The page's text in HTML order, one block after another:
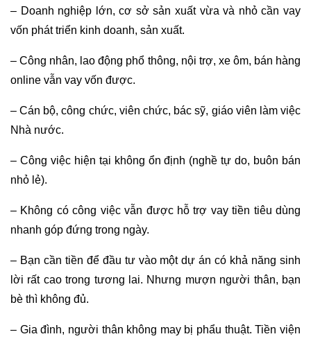
– Doanh nghiệp lớn, cơ sở sản xuất vừa và nhỏ cần vay
vốn phát triển kinh doanh, sản xuất.
– Công nhân, lao động phổ thông, nội trợ, xe ôm, bán hàng
online vẫn vay vốn được.
– Cán bộ, công chức, viên chức, bác sỹ, giáo viên làm việc
Nhà nước.
– Công việc hiện tại không ổn định (nghề tự do, buôn bán
nhỏ lẻ).
– Không có công việc vẫn được hỗ trợ vay tiền tiêu dùng
nhanh góp đứng trong ngày.
– Bạn cần tiền để đầu tư vào một dự án có khả năng sinh
lời rất cao trong tương lai. Nhưng mượn người thân, bạn
bè thì không đủ.
– Gia đình, người thân không may bị phẩu thuật. Tiền viện